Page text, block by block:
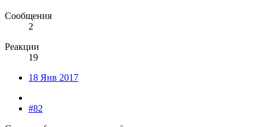
Сообщения
2
Реакции
19
18 Янв 2017
#82